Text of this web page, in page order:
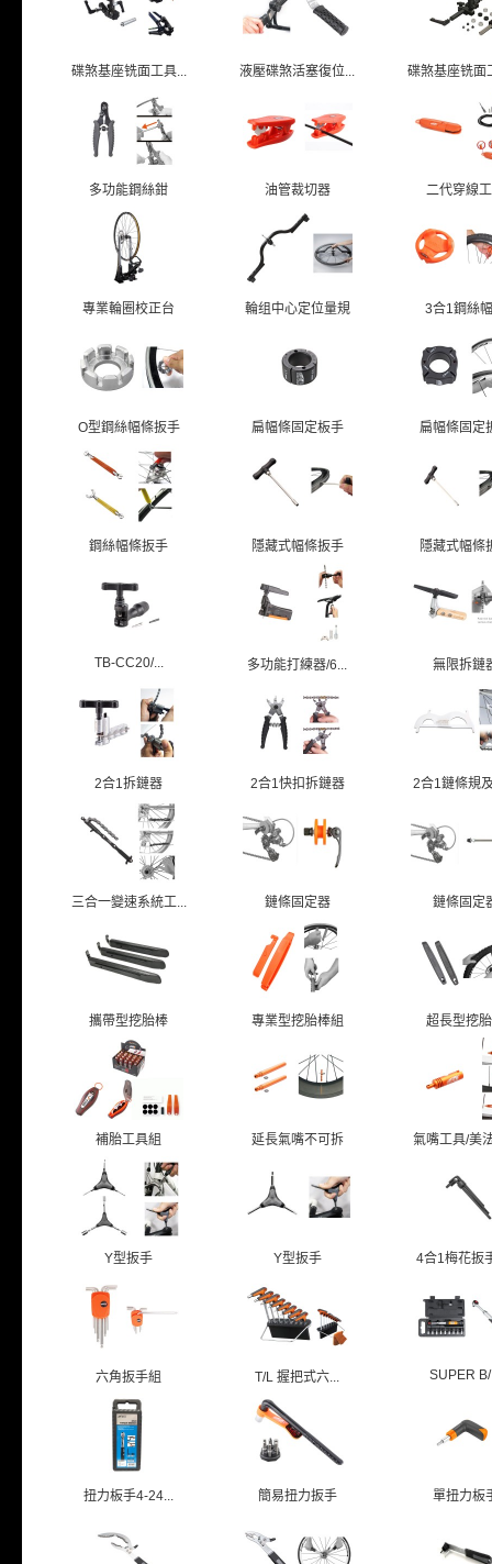
碟煞基座铣面工具... 液壓碟煞活塞復位... 碟煞基座铣面
多功能鋼絲鉗 油管裁切器 二代穿線
專業輪圈校正台 輪组中心定位量規 3合1鋼絲
O型鋼絲幅條扳手 扁幅條固定板手 扁幅條固定
鋼絲幅條扳手 隱藏式幅條扳手 隱藏式幅條
TB-CC20/... 多功能打練器/6... 無限拆鏈
2合1拆鏈器 2合1快扣拆鏈器 2合1鏈條規
三合一變速系統工... 鏈條固定器 鏈條固定
攜帶型挖胎棒 專業型挖胎棒組 超長型挖
補胎工具組 延長氣嘴不可拆 氣嘴工具/美
Y型扳手 Y型扳手 4合1梅花扳
六角扳手組 T/L 握把式六... SUPER
扭力板手4-24... 簡易扭力扳手 單扭力板